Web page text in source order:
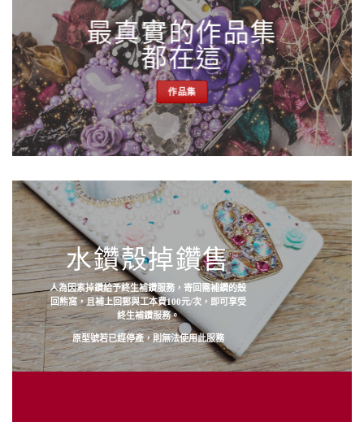
最真實的作品集
都在這
作品集
水鑽殼掉鑽售
人為因素掉鑽給予終生補鑽服務，寄回需補鑽的殼
回熊窩，且補上回郵與工本費100元/次，即可享受
終生補鑽服務。
原型號若已經停產，則無法使用此服務